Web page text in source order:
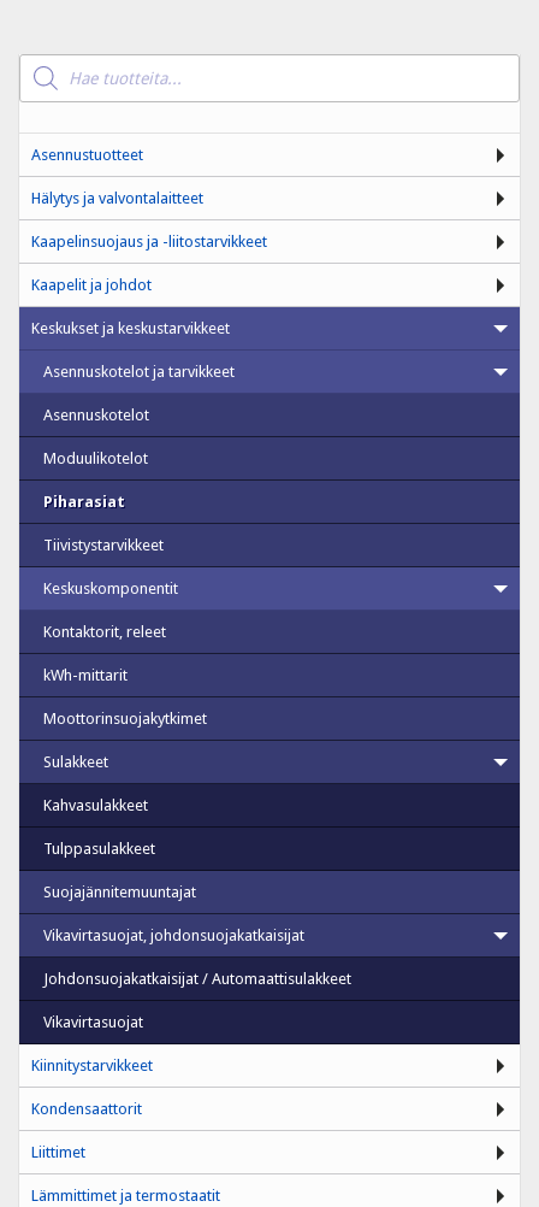
Products
search
Asennustuotteet
Hälytys ja valvontalaitteet
Kaapelinsuojaus ja -liitostarvikkeet
Kaapelit ja johdot
Keskukset ja keskustarvikkeet
Asennuskotelot ja tarvikkeet
Asennuskotelot
Moduulikotelot
Piharasiat
Tiivistystarvikkeet
Keskuskomponentit
Kontaktorit, releet
kWh-mittarit
Moottorinsuojakytkimet
Sulakkeet
Kahvasulakkeet
Tulppasulakkeet
Suojajännitemuuntajat
Vikavirtasuojat, johdonsuojakatkaisijat
Johdonsuojakatkaisijat / Automaattisulakkeet
Vikavirtasuojat
Kiinnitystarvikkeet
Kondensaattorit
Liittimet
Lämmittimet ja termostaatit